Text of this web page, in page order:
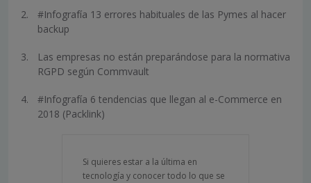
#Infografía 13 errores habituales de las Pymes al hacer
backup
Las empresas no están preparándose para la normativa
RGPD según Commvault
#Infografía 6 tendencias que llegan al e-Commerce en
2018 (Packlink)
Si quieres estar a la última en
tecnología y conocer todo lo que se